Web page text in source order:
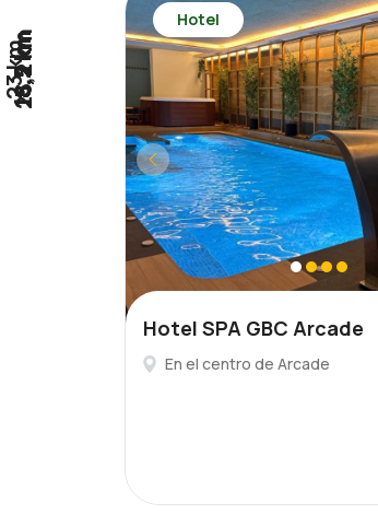
18,7 km
15,2 km
18,2 km
Hotel
Hotel SPA GBC Arcade
En el centro de Arcade
km
18,5 km
25,2 km